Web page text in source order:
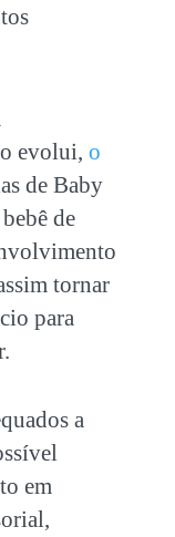
evolui, o
de Baby
de
tornar
para
a
em